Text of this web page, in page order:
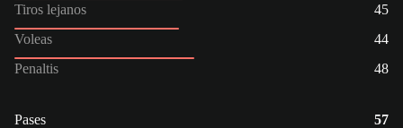
Tiros lejanos
45
Voleas
44
Penaltis
48
Pases
57